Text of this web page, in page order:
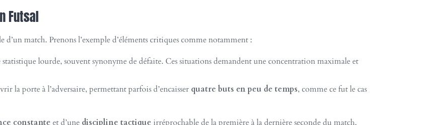
Futsal
d’un match. Prenons l’exemple d’éléments critiques comme notamment :
statistique lourde, souvent synonyme de défaite. Ces situations demandent une concentration maximale et
la porte à l’adversaire, permettant parfois d’encaisser quatre buts en peu de temps, comme ce fut le cas
constante et d’une discipline tactique irréprochable de la première à la dernière seconde du match.